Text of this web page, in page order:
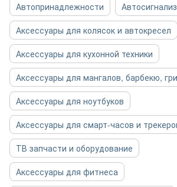
Автопринадлежности
Аксессуары для колясок и автокресел
Аксессуары для кухонной техники
Аксессуары для мангалов, барбекю,
Аксессуары для ноутбуков
Аксессуары для смарт-часов и
ТВ запчасти и оборудование
Аксессуары для фитнеса